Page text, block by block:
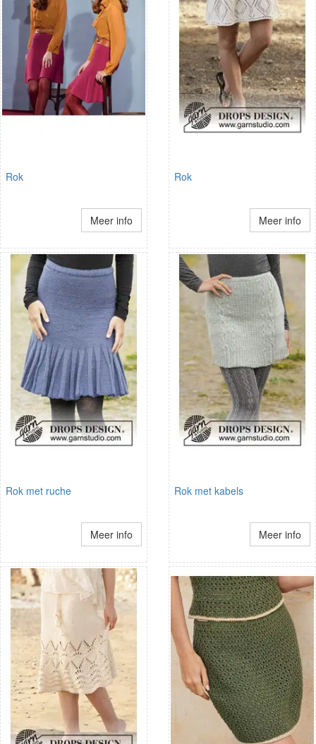
Rok
Meer info
Rok
Meer info
Rok met ruche
Meer info
Rok met kabels
Meer info